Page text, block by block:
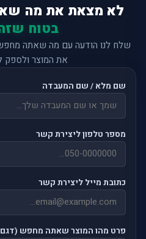
לא מצאת את מה
בטוח
שלח לנו הודעה עם מה שאתה מחפש
את המוצר ולספק
שם מלא / שם המעבדה
מספר טלפון ליצירת קשר
כתובת מייל ליצירת קשר
פרט מהו המוצר שאתה מחפש